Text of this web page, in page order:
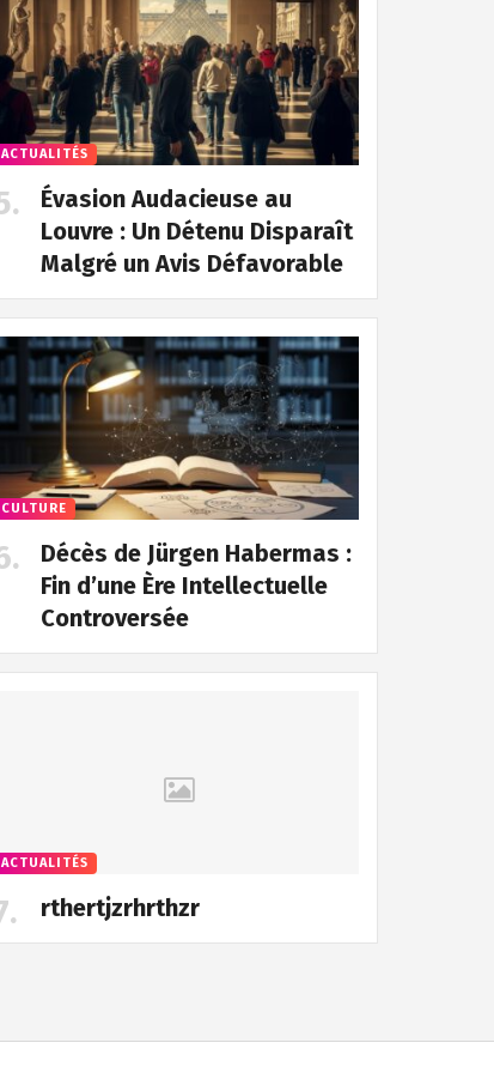
ACTUALITÉS
Évasion Audacieuse au
Louvre : Un Détenu Disparaît
Malgré un Avis Défavorable
CULTURE
Décès de Jürgen Habermas :
Fin d’une Ère Intellectuelle
Controversée
ACTUALITÉS
rthertjzrhrthzr